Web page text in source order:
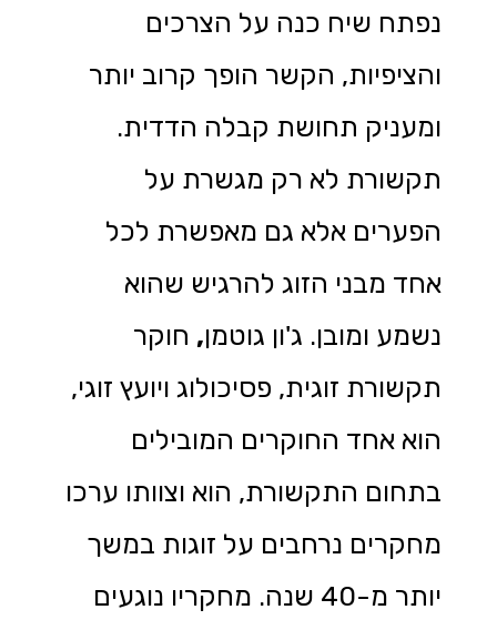
נפתח שיח כנה על הצרכים
והציפיות, הקשר הופך קרוב יותר
ומעניק תחושת קבלה הדדית.
תקשורת לא רק מגשרת על
הפערים אלא גם מאפשרת לכל
אחד מבני הזוג להרגיש שהוא
נשמע ומובן. ג'ון גוטמן, חוקר
תקשורת זוגית, פסיכולוג ויועץ זוגי,
הוא אחד החוקרים המובילים
בתחום התקשורת, הוא וצוותו ערכו
מחקרים נרחבים על זוגות במשך
יותר מ-40 שנה. מחקריו נוגעים